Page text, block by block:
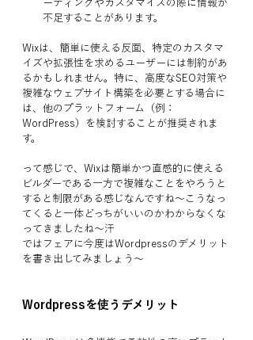
ーティングやカスタマイズの際に情報が
不足することがあります。
Wixは、簡単に使える反面、特定のカスタマ
イズや拡張性を求めるユーザーには制約があ
るかもしれません。特に、高度なSEO対策や
複雑なウェブサイト構築を必要とする場合に
は、他のプラットフォーム（例：
WordPress）を検討することが推奨されま
す。
って感じで、Wixは簡単かつ直感的に使える
ビルダーである一方で複雑なことをやろうと
すると制限がある感じなんですね〜こうなっ
てくると一体どっちがいいのかわからなくな
ってきましたね〜汗
ではフェアに今度はWordpressのデメリット
を書き出してみましょう〜
Wordpressを使うデメリット